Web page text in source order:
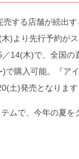
する店舗が続出
)より先行予約が
14(木)で、全国の
で購入可能。『ア
土)発売となります
ムで、今年の夏を